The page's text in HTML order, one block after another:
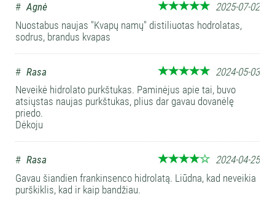
# Agnė
2025-07-02
Nuostabus naujas "Kvapų namų" distiliuotas hodrolatas,
sodrus, brandus kvapas
# Rasa
2024-05-03
Neveikė hidrolato purkštukas. Paminėjus apie tai, buvo
atsiųstas naujas purkštukas, plius dar gavau dovanėlę
priedo.
Dėkoju
# Rasa
2024-04-25
Gavau šiandien frankinsenco hidrolatą. Liūdna, kad neveikia
purškiklis, kad ir kaip bandžiau.